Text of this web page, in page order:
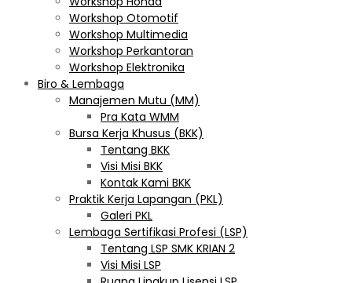
Workshop Otomotif
Workshop Multimedia
Workshop Perkantoran
Workshop Elektronika
Biro & Lembaga
Manajemen Mutu (MM)
Pra Kata WMM
Bursa Kerja Khusus (BKK)
Tentang BKK
Visi Misi BKK
Kontak Kami BKK
Praktik Kerja Lapangan (PKL)
Galeri PKL
Lembaga Sertifikasi Profesi (LSP)
Tentang LSP SMK KRIAN 2
Visi Misi LSP